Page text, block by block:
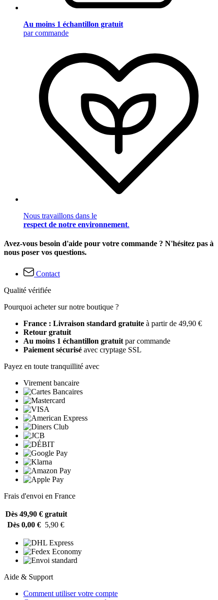
Au moins 1 échantillon gratuit
par commande
Nous travaillons dans le
respect de notre environnement.
Avez-vous besoin d'aide pour votre commande ? N'hésitez pas à
nous poser vos questions.
Contact
Qualité vérifiée
Pourquoi acheter sur notre boutique ?
France : Livraison standard gratuite à partir de 49,90 €
Retour gratuit
Au moins 1 échantillon gratuit par commande
Paiement sécurisé avec cryptage SSL
Payez en toute tranquillité avec
Virement bancaire
Frais d'envoi en France
Dès 49,90 € gratuit
Dès 0,00 € 5,90 €
Aide & Support
Comment utiliser votre compte